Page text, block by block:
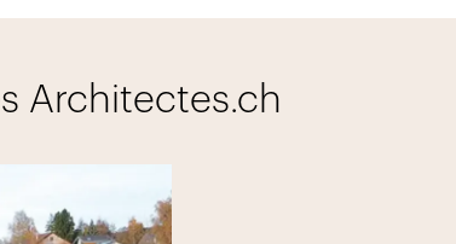
SAse concentrent principalement
expérience et une approche axée
précieux dans la réussite de projets
Architectes.ch